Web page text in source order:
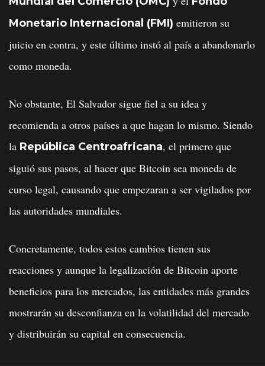
Monetario Internacional (FMI) emitieron su
juicio en contra, y este último instó al país a abandonarlo
como moneda.
No obstante, El Salvador sigue fiel a su idea y
recomienda a otros países a que hagan lo mismo. Siendo
la República Centroafricana, el primero que
siguió sus pasos, al hacer que Bitcoin sea moneda de
curso legal, causando que empezaran a ser vigilados por
las autoridades mundiales.
Concretamente, todos estos cambios tienen sus
reacciones y aunque la legalización de Bitcoin aporte
beneficios para los mercados, las entidades más grandes
mostrarán su desconfianza en la volatilidad del mercado
y distribuirán su capital en consecuencia.